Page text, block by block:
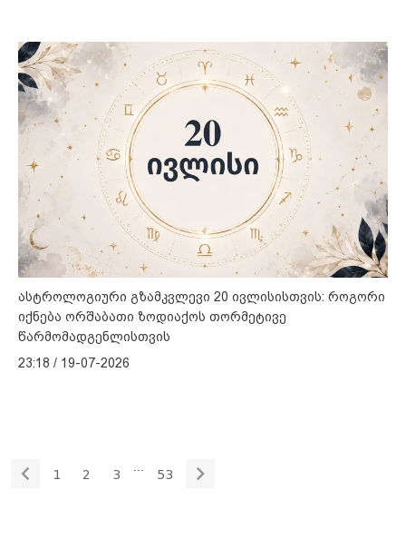
ასტროლოგიური გზამკვლევი 20 ივლისისთვის: როგორი
იქნება ორშაბათი ზოდიაქოს თორმეტივე
წარმომადგენლისთვის
23:18 / 19-07-2026
1 2 3
...
53